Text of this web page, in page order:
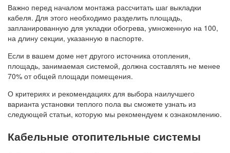
Важно перед началом монтажа рассчитать шаг выкладки
кабеля. Для этого необходимо разделить площадь,
запланированную для укладки обогрева, умноженную на 100,
на длину секции, указанную в паспорте.
Если в вашем доме нет другого источника отопления,
площадь, занимаемая системой, должна составлять не менее
70% от общей площади помещения.
О критериях и рекомендациях для выбора наилучшего
варианта установки теплого пола вы сможете узнать из
следующей статьи, которую мы рекомендуем к ознакомлению.
Кабельные отопительные системы